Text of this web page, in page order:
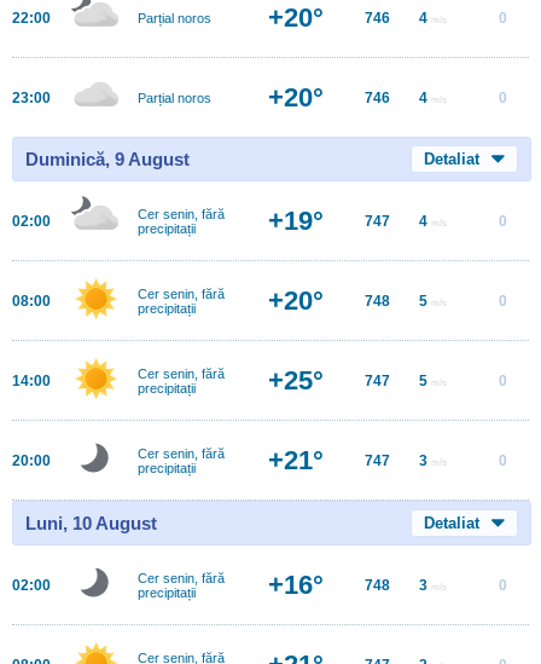
22:00 Parțial noros +20° 746 4 m/s 0
23:00 Parțial noros +20° 746 4 m/s 0
Duminică, 9 August Detaliat
02:00
Cer senin, fără
precipitații
+19° 747 4 m/s 0
08:00
Cer senin, fără
precipitații
+20° 748 5 m/s 0
14:00
Cer senin, fără
precipitații
+25° 747 5 m/s 0
20:00
Cer senin, fără
precipitații
+21° 747 3 m/s 0
Luni, 10 August Detaliat
02:00
Cer senin, fără
precipitații
+16° 748 3 m/s 0
Cer senin, fără